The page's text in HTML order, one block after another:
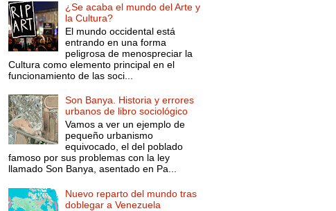
¿Se acaba el mundo del Arte y
la Cultura?
El mundo occidental está
entrando en una forma
peligrosa de menospreciar la
Cultura como elemento principal en el
funcionamiento de las soci...
Son Banya. Historia y errores
urbanos de libro sociológico
Vamos a ver un ejemplo de
pequeño urbanismo
equivocado, el del poblado
famoso por sus problemas con la ley
llamado Son Banya, asentado en Pa...
Nuevo reparto del mundo tras
doblegar a Venezuela